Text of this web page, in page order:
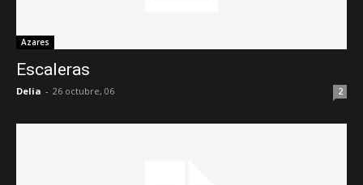
Azares
Escaleras
Delia - 26 octubre, 06 2